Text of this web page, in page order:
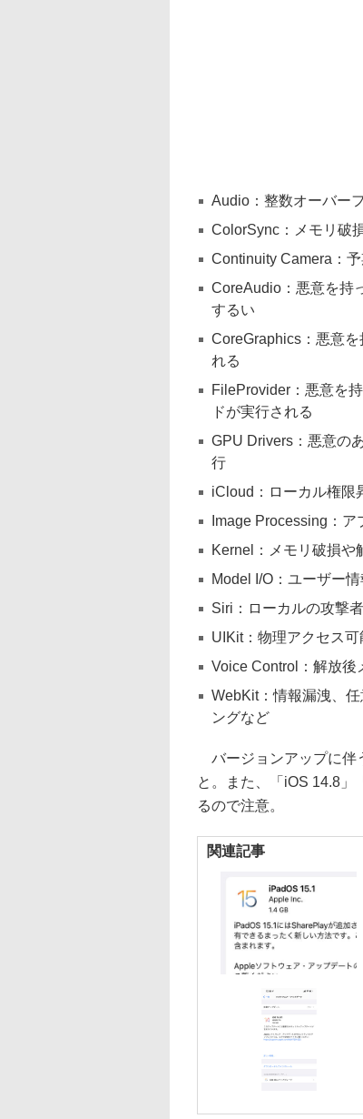
Audio：整数オーバー
ColorSync：メモリ破
Continuity Camera：
CoreAudio：悪意を持
するい
CoreGraphics：悪意
れる
FileProvider：悪意を
ドが実行される
GPU Drivers：悪意の
行
iCloud：ローカル権限
Image Processing：
Kernel：メモリ破損や
Model I/O：ユーザー
Siri：ローカルの攻撃
UIKit：物理アクセス
Voice Control：解放後
WebKit：情報漏洩、
ングなど
バージョンアップに伴
と。また、「iOS 14.8」
るので注意。
関連記事